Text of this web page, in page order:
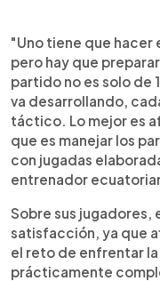
"Uno tiene que hacer
pero hay que
partido no es solo de
va desarrollando,
táctico. Lo mejor es
que es manejar los
con jugadas
entrenador
Sobre sus jugadores,
satisfacción, ya que
el reto de enfrentar
prácticamente